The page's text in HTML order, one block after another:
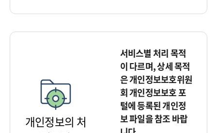
개인정보의 처
서비스별 처리 목적
이 다르며, 상세 목적
은 개인정보보호위원
회 개인정보보호 포
털에 등록된 개인정
보 파일을 참조 바랍